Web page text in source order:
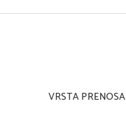
VRSTA PRENOSA